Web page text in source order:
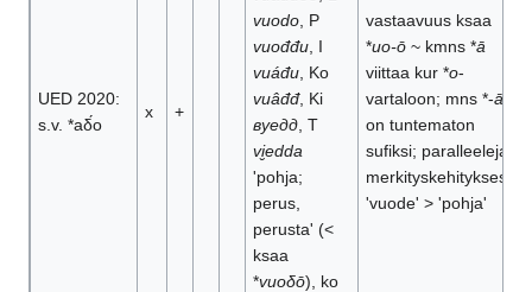
UED 2020:
s.v. *aδ́o
x +
vuodo, P
vuođđu, I
vuáđu, Ko
vuâđđ, Ki
вуедд, T
vi̮edda
'pohja;
perus,
perusta' (<
ksaa
*vuoδō), ko
vastaavuus ksaa
*uo-ō~ kmns *ā
viittaa kur *o-
vartaloon; mns *-āt
on tuntematon
sufiksi; paralleeleja
merkityskehityksestä
'vuode' > 'pohja'